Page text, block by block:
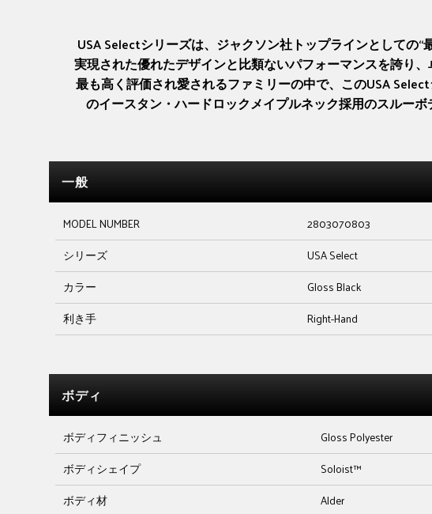
USA Selectシリーズは、ジャクソン社トップラインとしての
実現された優れたデザインと比類ないパフォーマンスを誇り
最も高く評価され愛されるファミリーの中で、このUSA
のイースタン・ハードロックメイプルネック採用のスルー
一般
MODEL NUMBER
2803070803
シリーズ
USA Select
カラー
Gloss Black
利き手
Right-Hand
ボディ
ボディフィニッシュ
Gloss Polyester
ボディシェイプ
Soloist™
ボディ材
Alder